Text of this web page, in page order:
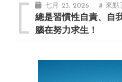
七月 23, 2026 # 來點
總是習慣性自責、自
腦在努力求生！